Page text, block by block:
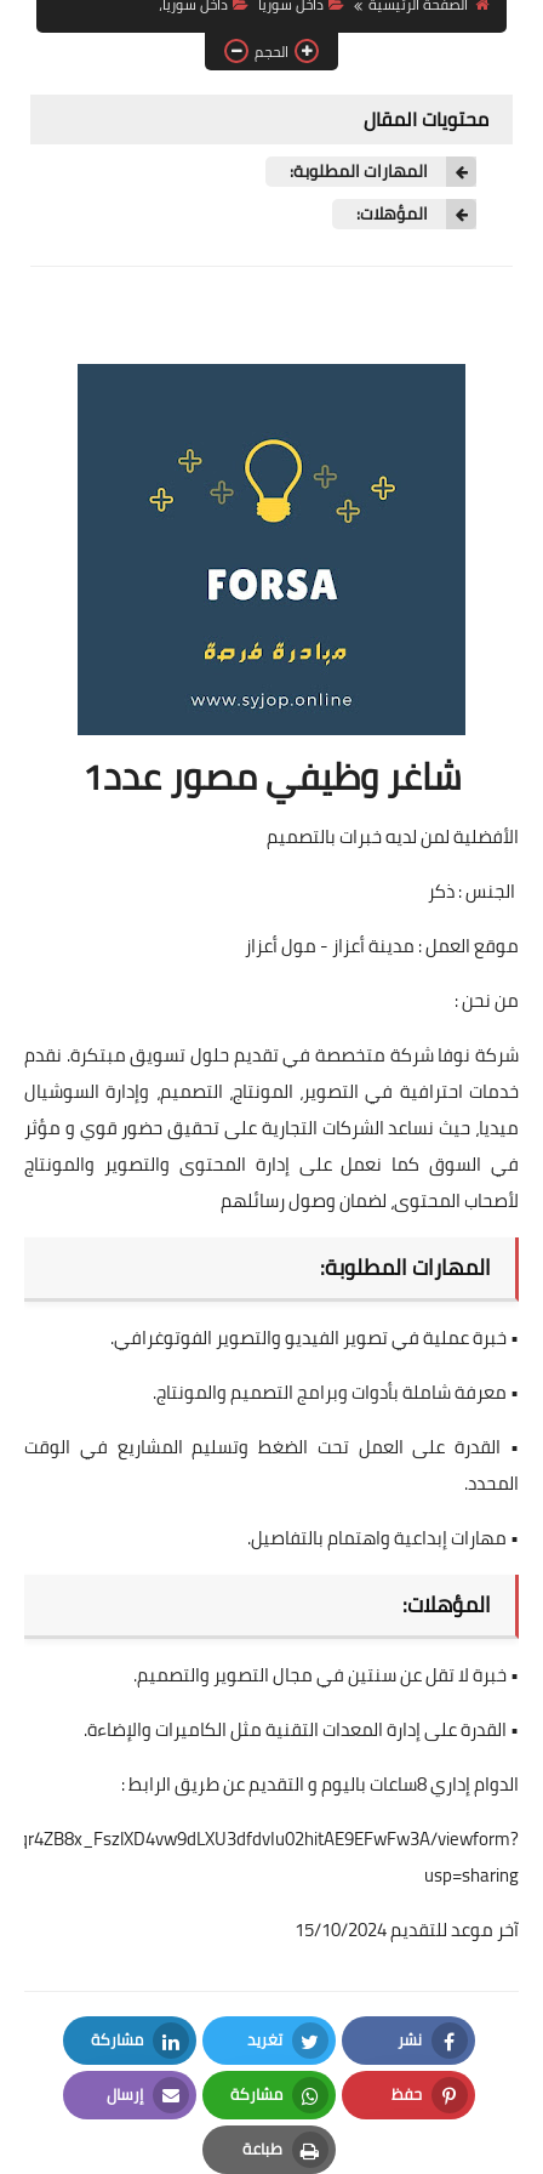
فرص عمل في العراق
فرص عمل في اليمن
الحجم
محتويات المقال
المهارات المطلوبة:
المؤهلات:
شاغر وظيفي مصور عدد1
الأفضلية لمن لديه خبرات بالتصميم
الجنس : ذكر
موقع العمل : مدينة أعزاز - مول أعزاز
من نحن :
شركة نوفا شركة متخصصة في تقديم حلول تسويق مبتكرة. نقدم
خدمات احترافية في التصوير، المونتاج، التصميم، وإدارة السوشيال
ميديا، حيث نساعد الشركات التجارية على تحقيق حضور قوي و مؤثر
في السوق كما نعمل على إدارة المحتوى والتصوير والمونتاج
لأصحاب المحتوى، لضمان وصول رسائلهم
المهارات المطلوبة:
• خبرة عملية في تصوير الفيديو والتصوير الفوتوغرافي.
• معرفة شاملة بأدوات وبرامج التصميم والمونتاج.
• القدرة على العمل تحت الضغط وتسليم المشاريع في الوقت
المحدد.
• مهارات إبداعية واهتمام بالتفاصيل.
المؤهلات:
• خبرة لا تقل عن سنتين في مجال التصوير والتصميم.
• القدرة على إدارة المعدات التقنية مثل الكاميرات والإضاءة.
الدوام إداري 8ساعات باليوم و التقديم عن طريق الرابط :
viewform?
usp=sharing
آخر موعد للتقديم 15/10/2024
نشر
Facebook
تغريد
Twitter
مشاركة
LinkedIn
حفظ
Pinterest
مشاركة
Whatsapp
إرسال
Email
طباعة